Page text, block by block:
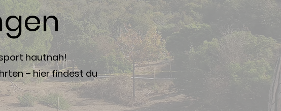
hautnah!
– hier findest du